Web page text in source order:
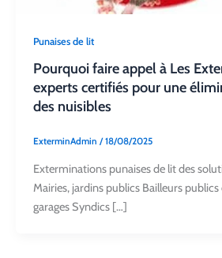
Punaises de lit
Pourquoi faire appel à Les
experts certifiés pour une
des nuisibles
ExterminAdmin /18/08/2025
Exterminations punaises de lit des
Mairies, jardins publics Bailleurs publics
garages Syndics […]